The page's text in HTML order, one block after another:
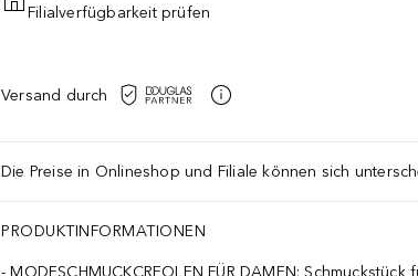
Filialverfügbarkeit prüfen
Versand durch
Die Preise in Onlineshop und Filiale können sich
PRODUKTINFORMATIONEN
MODESCHMUCKCREOLEN FÜR DAMEN: